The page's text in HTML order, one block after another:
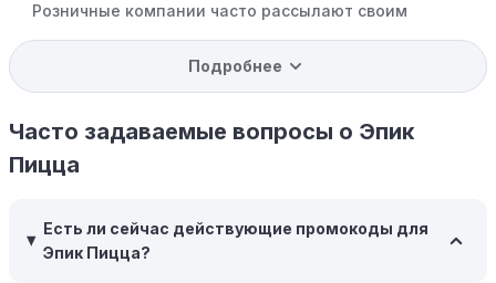
Розничные компании часто рассылают своим
доступ к распродажам.
компании Эпик Пицца есть программы поощрения,
позволяющие зарабатывать баллы или cashback на
покупках. Накапливайте баллы и обменивайте их на
Совершать покупки во время распродаж:Следите за
крупными распродажами, такими как "черная
Подробнее
Часто задаваемые вопросы о Эпик
Пицца
Есть ли сейчас действующие промокоды для
Эпик Пицца?